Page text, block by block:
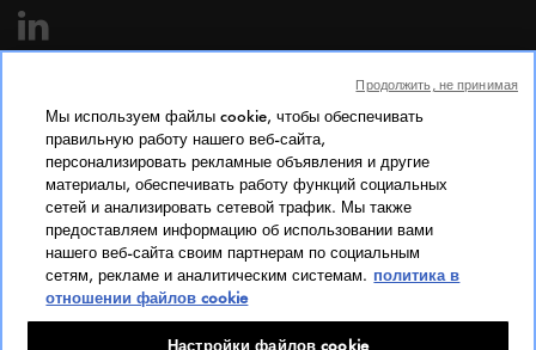
Юридическая информация
Юридическая информация
Личные данные
Cookie Policy
Доступ
Индекс гендерного равенства
Мы используем файлы cookie, чтобы обеспечивать
правильную работу нашего веб-сайта,
персонализировать рекламные объявления и другие
материалы, обеспечивать работу функций социальных
сетей и анализировать сетевой трафик. Мы также
предоставляем информацию об использовании вами
нашего веб-сайта своим партнерам по социальным
сетям, рекламе и аналитическим системам. политика в
отношении файлов cookie
Настройки файлов cookie
Продолжить, не принимая